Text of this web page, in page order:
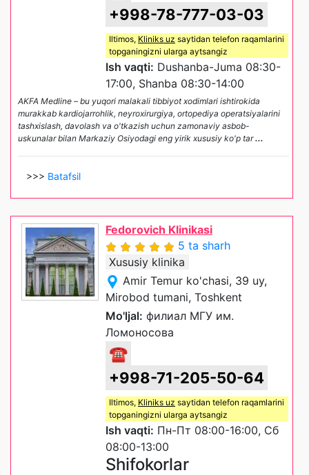
+998-78-777-03-03
Iltimos, Kliniks uz saytidan telefon raqamlarini
topganingizni ularga aytsangiz
Ish vaqti: Dushanba-Juma 08:30-
17:00, Shanba 08:30-14:00
AKFA Medline – bu yuqori malakali tibbiyot xodimlari ishtirokida
murakkab kardiojarrohlik, neyroxirurgiya, ortopediya operatsiyalarini
tashxislash, davolash va o'tkazish uchun zamonaviy asbob-
uskunalar bilan Markaziy Osiyodagi eng yirik xususiy ko'p tar...
>>> Batafsil
Fedorovich Klinikasi
5 ta sharh
Xususiy klinika
Amir Temur ko'chasi, 39 uy,
Mirobod tumani, Toshkent
Mo'ljal: филиал МГУ им.
Ломоносова
☎
+998-71-205-50-64
Iltimos, Kliniks uz saytidan telefon raqamlarini
topganingizni ularga aytsangiz
Ish vaqti: Пн-Пт 08:00-16:00, Сб
08:00-13:00
Shifokorlar